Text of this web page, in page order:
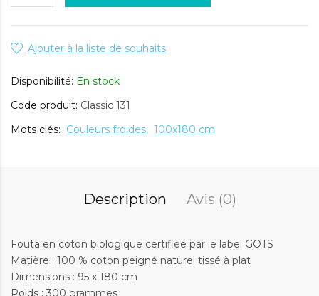
Ajouter à la liste de souhaits
Disponibilité: En stock
Code produit: Classic 131
Mots clés: Couleurs froides 100x180 cm
Description Avis (0)
Fouta en coton biologique certifiée par le label GOTS
Matière : 100 % coton peigné naturel tissé à plat
Dimensions : 95 x 180 cm
Poids : 300 grammes